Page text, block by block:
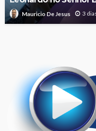
Mauricio De Jesus 3